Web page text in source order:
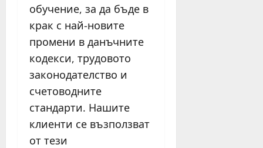
обучение, за да бъде в
крак с най-новите
промени в данъчните
кодекси, трудовото
законодателство и
счетоводните
стандарти. Нашите
клиенти се възползват
от тези